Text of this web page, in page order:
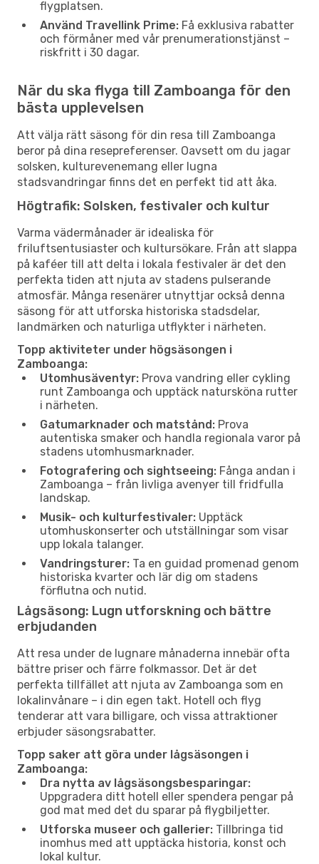
flygplatsen.
Använd Travellink Prime: Få exklusiva rabatter
och förmåner med vår prenumerationstjänst –
riskfritt i 30 dagar.
När du ska flyga till Zamboanga för den
bästa upplevelsen
Att välja rätt säsong för din resa till Zamboanga
beror på dina resepreferenser. Oavsett om du jagar
solsken, kulturevenemang eller lugna
stadsvandringar finns det en perfekt tid att åka.
Högtrafik: Solsken, festivaler och kultur
Varma vädermånader är idealiska för
friluftsentusiaster och kultursökare. Från att slappa
på kaféer till att delta i lokala festivaler är det den
perfekta tiden att njuta av stadens pulserande
atmosfär. Många resenärer utnyttjar också denna
säsong för att utforska historiska stadsdelar,
landmärken och naturliga utflykter i närheten.
Topp aktiviteter under högsäsongen i
Zamboanga:
Utomhusäventyr: Prova vandring eller cykling
runt Zamboanga och upptäck natursköna rutter
i närheten.
Gatumarknader och matstånd: Prova
autentiska smaker och handla regionala varor på
stadens utomhusmarknader.
Fotografering och sightseeing: Fånga andan i
Zamboanga – från livliga avenyer till fridfulla
landskap.
Musik- och kulturfestivaler: Upptäck
utomhuskonserter och utställningar som visar
upp lokala talanger.
Vandringsturer: Ta en guidad promenad genom
historiska kvarter och lär dig om stadens
förflutna och nutid.
Lågsäsong: Lugn utforskning och bättre
erbjudanden
Att resa under de lugnare månaderna innebär ofta
bättre priser och färre folkmassor. Det är det
perfekta tillfället att njuta av Zamboanga som en
lokalinvånare – i din egen takt. Hotell och flyg
tenderar att vara billigare, och vissa attraktioner
erbjuder säsongsrabatter.
Topp saker att göra under lågsäsongen i
Zamboanga:
Dra nytta av lågsäsongsbesparingar:
Uppgradera ditt hotell eller spendera pengar på
god mat med det du sparar på flygbiljetter.
Utforska museer och gallerier: Tillbringa tid
inomhus med att upptäcka historia, konst och
lokal kultur.